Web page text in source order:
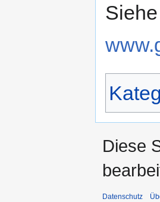
Diese
Datenschutz